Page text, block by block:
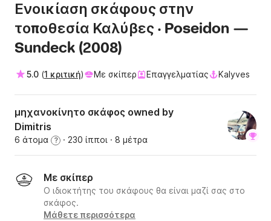
Ενοικίαση σκάφους στην
τοποθεσία Καλύβες · Poseidon —
Sundeck (2008)
5.0 (1 κριτική) Με σκίπερ Επαγγελματίας Kalyves
μηχανοκίνητο σκάφος owned by
Dimitris
6 άτομα ? · 230 ίπποι · 8 μέτρα
Με σκίπερ
Ο ιδιοκτήτης του σκάφους θα είναι μαζί σας στο
σκάφος.
Μάθετε περισσότερα